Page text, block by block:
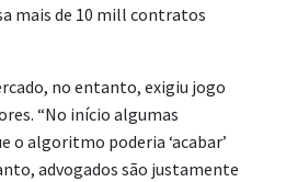
mais de 10 mill contratos
no entanto, exigiu jogo
“No início algumas
o algoritmo poderia ‘acabar’
advogados são justamente